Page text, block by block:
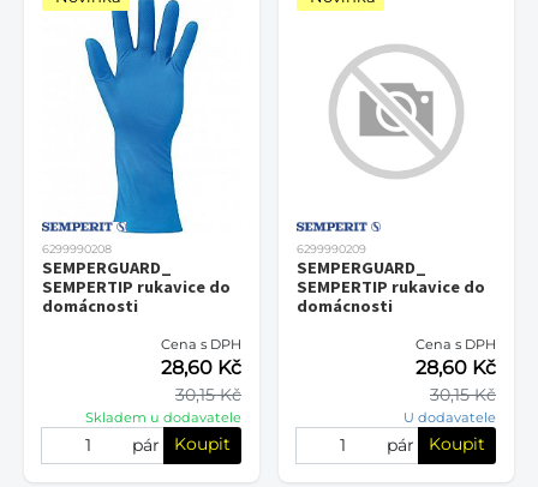
6299990208
SEMPERGUARD_
SEMPERTIP rukavice do
domácnosti
Cena s DPH
30,15 Kč
28,60 Kč
Skladem u dodavatele
pár Koupit
6299990209
SEMPERGUARD_
SEMPERTIP rukavice do
domácnosti
Cena s DPH
30,15 Kč
28,60 Kč
U dodavatele
pár Koupit